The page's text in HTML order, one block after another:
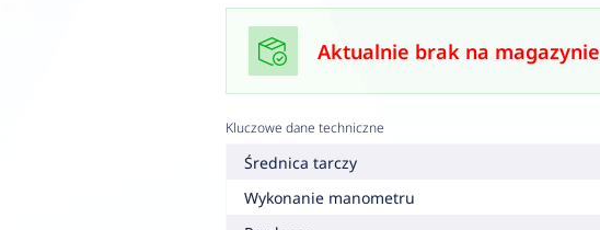
Aktualnie brak na magazynie
Kluczowe dane techniczne
Średnica tarczy
Wykonanie manometru